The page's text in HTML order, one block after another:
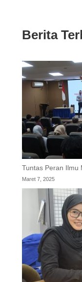
Berita
Tuntas Peran Ilmu
Maret 7, 2025